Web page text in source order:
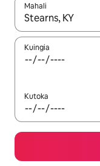
Mahali
Wakati matokeo
Kuingia
Kutoka